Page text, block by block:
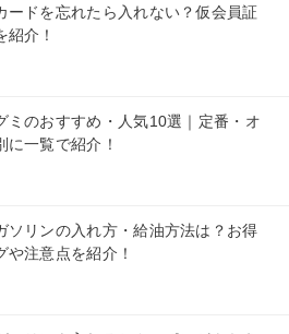
ードを忘れたら入れない？仮会員証
紹介！
ミのおすすめ・人気10選｜定番・オ
に一覧で紹介！
ソリンの入れ方・給油方法は？お得
や注意点を紹介！